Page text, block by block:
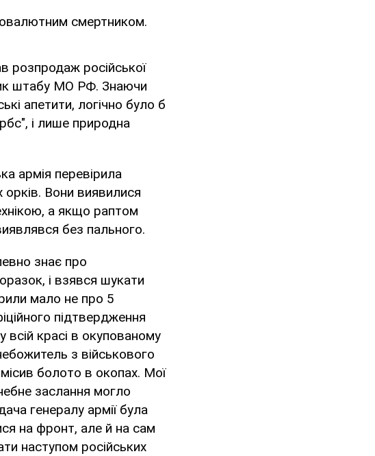
смертником.
російської
штабу МО РФ. Знаючи
апетити, логічно було б
і лише природна
армія перевірила
орків. Вони виявилися
а якщо раптом
без пального.
знає про
і взявся шукати
мало не про 5
підтвердження
красі в окупованому
з військового
болото в окопах. Мої
заслання могло
генералу армії була
на фронт, але й на сам
наступом російських